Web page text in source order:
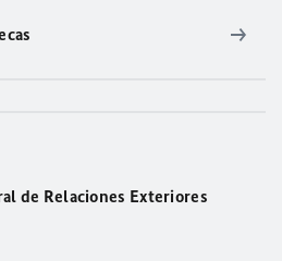
de Relaciones Exteriores